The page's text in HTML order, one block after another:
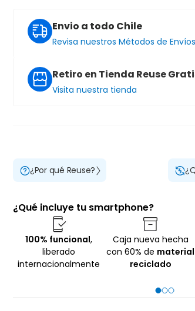
Envio a todo Chile
Revisa nuestros Métodos de Envíos
Retiro en Tienda Reuse
Visita nuestra tienda
¿Por qué Reuse?
¿Qué incluye tu smartphone?
100% funcional,
liberado
internacionalmente
Caja nueva hecha
con 60% de material
reciclado